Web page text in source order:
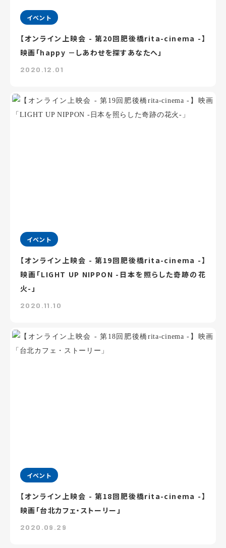
イベント
【オンライン上映会 - 第20回肥後橋rita-cinema -】
映画「happy －しあわせを探すあなたへ」
2020.12.01
イベント
【オンライン上映会 - 第19回肥後橋rita-cinema -】
映画「LIGHT UP NIPPON -日本を照らした奇跡の花
火-」
2020.11.10
イベント
【オンライン上映会 - 第18回肥後橋rita-cinema -】
映画「台北カフェ・ストーリー」
2020.09.29